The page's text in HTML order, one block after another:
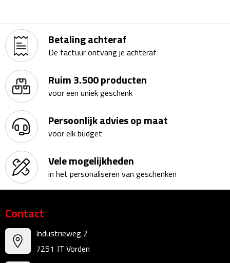
Bagagelabels
Reiskussens
Reisstekkers
Reissetjes
Paspoorthouders
Auto Accessoires
Auto luchtverfrissers
Auto organizers
Auto telefoonhouders
Betaling achteraf
De factuur ontvang je achteraf
Ruim 3.500 producten
voor een uniek geschenk
Persoonlijk advies op maat
voor elk budget
Vele mogelijkheden
in het personaliseren van geschenken
Contact
Industrieweg 2
7251 JT Vorden